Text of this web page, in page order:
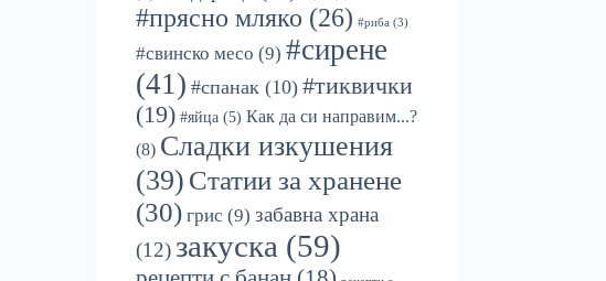
#прясно мляко (26) #риба (3)
#свинско месо (9) #сирене
(41) #спанак (10) #тиквички
(19) #яйца (5) Как да си направим...?
(8) Сладки изкушения
(39) Статии за хранене
(30) грис (9) забавна храна
(12)закуска (59)